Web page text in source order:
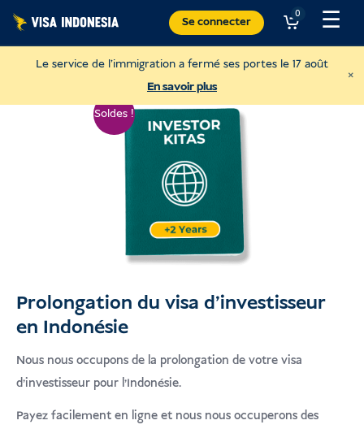
Skip
content
Se connecter
0 ☰
Le service de l'immigration a fermé ses portes le 17 août
En savoir plus
×
Soldes !
Prolongation du visa d'investisseur
en Indonésie
Nous nous occupons de la prolongation de votre visa
d'investisseur pour l'Indonésie.
Payez facilement en ligne et nous nous occuperons des
Faire un don à Sungai Watch
Pour nettoyer les rivières de Bali.
USD Faire un don